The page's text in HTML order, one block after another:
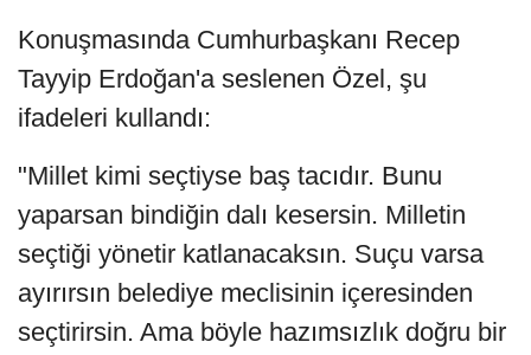
Konuşmasında Cumhurbaşkanı Recep
Tayyip Erdoğan'a seslenen Özel, şu
ifadeleri kullandı:
"Millet kimi seçtiyse baş tacıdır. Bunu
yaparsan bindiğin dalı kesersin. Milletin
seçtiği yönetir katlanacaksın. Suçu varsa
ayırırsın belediye meclisinin içeresinden
seçtirirsin. Ama böyle hazımsızlık doğru bir